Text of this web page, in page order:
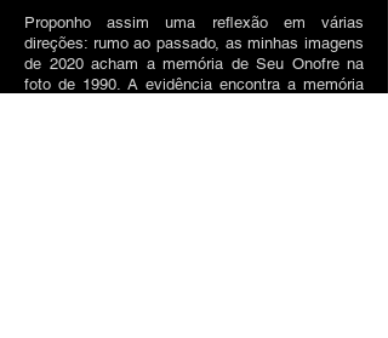
Proponho assim uma reflexão em várias
direções: rumo ao passado, as minhas imagens
de 2020 acham a memória de Seu Onofre na
foto de 1990. A evidência encontra a memória